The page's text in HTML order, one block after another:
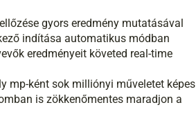
gyors eredmény mutatásával
indítása automatikus módban
eredményeit követed real-time
mp-ként sok milliónyi műveletet képes
is zökkenőmentes maradjon a